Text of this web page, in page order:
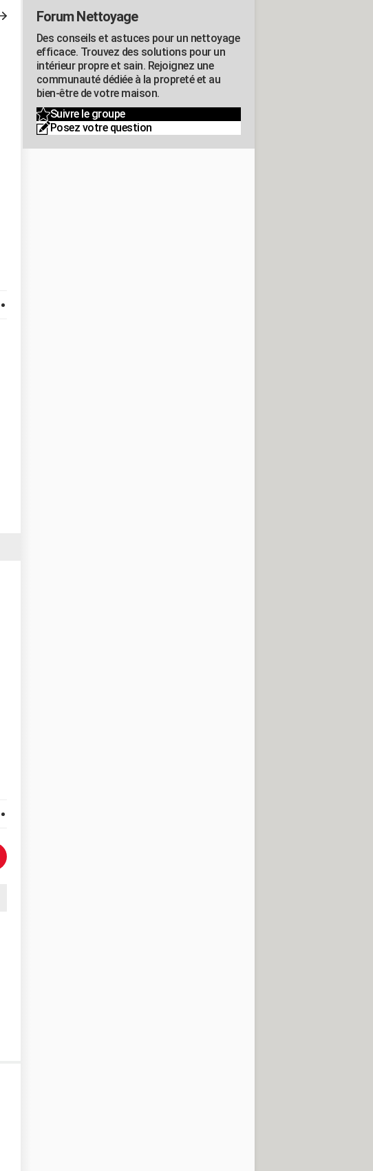
Forum Nettoyage
Des conseils et astuces pour un nettoyage
efficace. Trouvez des solutions pour un
intérieur propre et sain. Rejoignez une
communauté dédiée à la propreté et au
bien-être de votre maison.
Suivre le groupe
Posez votre question